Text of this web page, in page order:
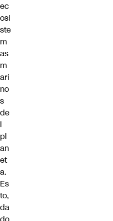
ec
osi
ste
m
as
m
ari
no
s
de
l
pl
an
et
a.
Es
to,
da